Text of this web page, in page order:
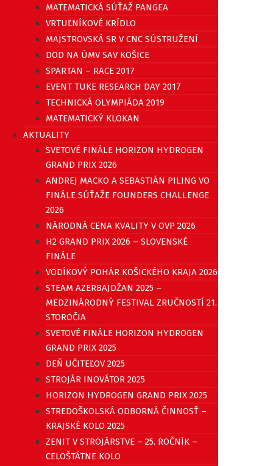
MATEMATICKÁ SÚŤAŽ PANGEA
VRTUĽNÍKOVÉ KRÍDLO
MAJSTROVSKÁ SR V CNC SÚSTRUŽENÍ
DOD NA ÚMV SAV KOŠICE
SPARTAN – RACE 2017
EVENT TUKE RESEARCH DAY 2017
TECHNICKÁ OLYMPIÁDA 2019
MATEMATICKÝ KLOKAN
AKTUALITY
SVETOVÉ FINÁLE HORIZON HYDROGEN
GRAND PRIX 2026
ANDREJ MACKO A SEBASTIÁN PILING VO
FINÁLE SÚŤAŽE FOUNDERS CHALLENGE
2026
NÁRODNÁ CENA KVALITY V OVP 2026
H2 GRAND PRIX 2026 – SLOVENSKÉ
FINÁLE
VODÍKOVÝ POHÁR KOŠICKÉHO KRAJA 2026
STEAM AZERBAJDŽAN 2025 –
MEDZINÁRODNÝ FESTIVAL ZRUČNOSTÍ 21.
STOROČIA
SVETOVÉ FINÁLE HORIZON HYDROGEN
GRAND PRIX 2025
DEŇ UČITEĽOV 2025
STROJÁR INOVÁTOR 2025
HORIZON HYDROGEN GRAND PRIX 2025
STREDOŠKOLSKÁ ODBORNÁ ČINNOSŤ –
KRAJSKÉ KOLO 2025
ZENIT V STROJÁRSTVE – 25. ROČNÍK –
CELOŠTÁTNE KOLO